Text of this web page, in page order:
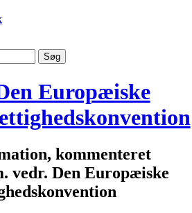
Europæiske
kommenteret
vedr. Den Europæiske